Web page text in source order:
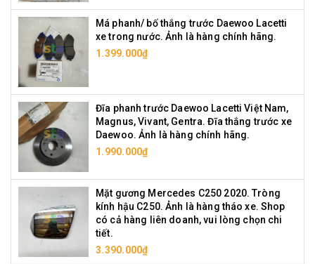
Má phanh/ bố thắng trước Daewoo Lacetti
xe trong nước. Ảnh là hàng chính hãng.
1.399.000₫
Đĩa phanh trước Daewoo Lacetti Việt Nam,
Magnus, Vivant, Gentra. Đĩa thắng trước xe
Daewoo. Ảnh là hàng chính hãng.
1.990.000₫
Mặt gương Mercedes C250 2020. Tròng
kính hậu C250. Ảnh là hàng tháo xe. Shop
có cả hàng liên doanh, vui lòng chọn chi
tiết.
3.390.000₫